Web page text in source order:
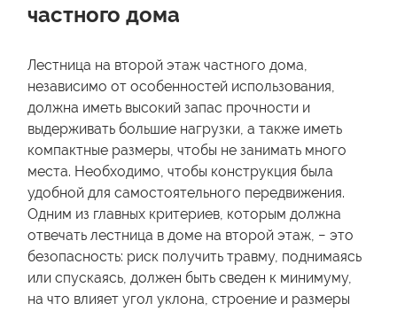
частного дома
Лестница на второй этаж частного дома,
независимо от особенностей использования,
должна иметь высокий запас прочности и
выдерживать большие нагрузки, а также иметь
компактные размеры, чтобы не занимать много
места. Необходимо, чтобы конструкция была
удобной для самостоятельного передвижения.
Одним из главных критериев, которым должна
отвечать лестница в доме на второй этаж, − это
безопасность: риск получить травму, поднимаясь
или спускаясь, должен быть сведен к минимуму,
на что влияет угол уклона, строение и размеры